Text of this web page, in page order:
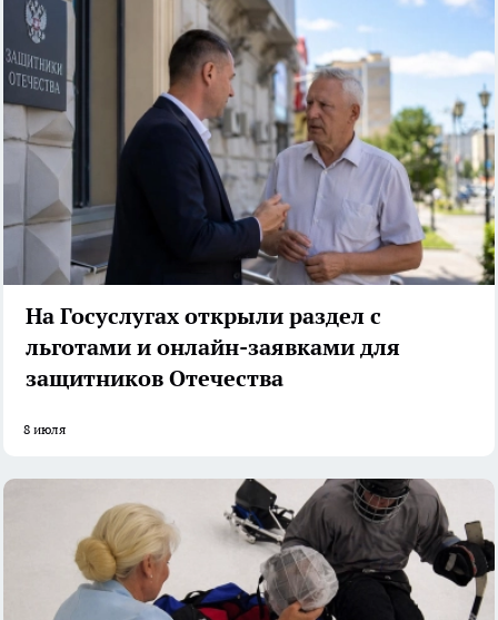
На Госуслугах открыли раздел с
льготами и онлайн-заявками для
защитников Отечества
8 июля